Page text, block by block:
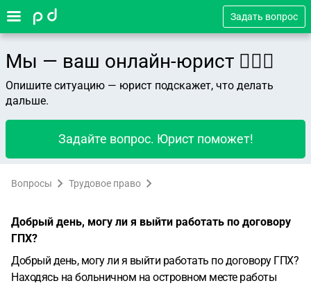
Задать вопрос
Мы — ваш онлайн-юрист 👨🏻‍⚖️
Опишите ситуацию — юрист подскажет, что делать
дальше.
Задайте вопрос. Юрист поможет!
Вопросы Трудовое право
Добрый день, могу ли я выйти работать по договору
ГПХ?
Добрый день, могу ли я выйти работать по договору ГПХ?
Находясь на больничном на островном месте работы